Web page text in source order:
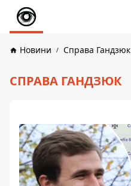
Новини Справа Гандзюк
СПРАВА ГАНДЗЮК